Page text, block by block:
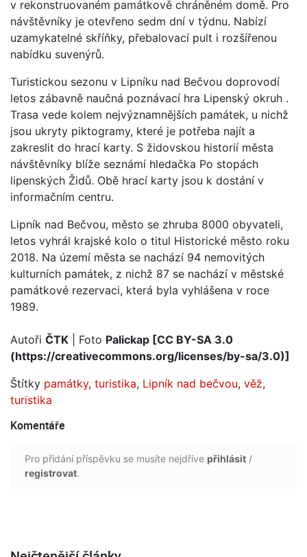
v rekonstruovaném památkově chráněném domě. Pro
návštěvníky je otevřeno sedm dní v týdnu. Nabízí
uzamykatelné skříňky, přebalovací pult i rozšířenou
nabídku suvenýrů.
Turistickou sezonu v Lipníku nad Bečvou doprovodí
letos zábavně naučná poznávací hra Lipenský okruh .
Trasa vede kolem nejvýznamnějších památek, u nichž
jsou ukryty piktogramy, které je potřeba najít a
zakreslit do hrací karty. S židovskou historií města
návštěvníky blíže seznámí hledačka Po stopách
lipenských Židů. Obě hrací karty jsou k dostání v
informačním centru.
Lipník nad Bečvou, město se zhruba 8000 obyvateli,
letos vyhrál krajské kolo o titul Historické město roku
2018. Na území města se nachází 94 nemovitých
kulturních památek, z nichž 87 se nachází v městské
památkové rezervaci, která byla vyhlášena v roce
1989.
Autoři ČTK | Foto Palickap [CC BY-SA 3.0
(https://creativecommons.org/licenses/by-sa/3.0)]
Štítky památky, turistika, Lipník nad bečvou, věž,
turistika
Komentáře
Pro přidání příspěvku se musíte nejdříve přihlásit /
registrovat.